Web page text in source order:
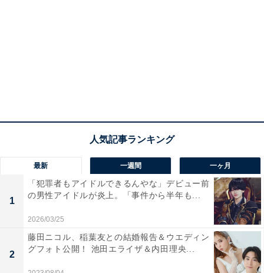
最新 一週間 一ヶ月
1
「犯罪者もアイドルできるんやな」デビュー前
の男性アイドルが炎上。「事件から半年も...
2026/03/25
2
藤田ニコル、稲葉友との結婚報告＆ウエディン
グフォト公開！ 池田エライザ＆内田理央...